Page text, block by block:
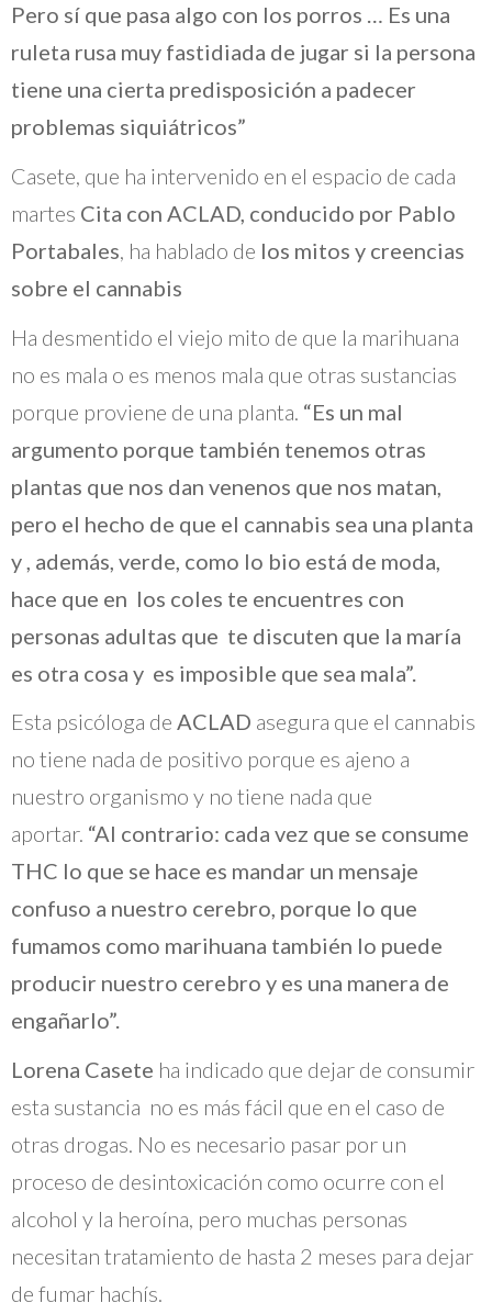
Pero sí que pasa algo con los porros … Es una
ruleta rusa muy fastidiada de jugar si la persona
tiene una cierta predisposición a padecer
problemas siquiátricos”
Casete, que ha intervenido en el espacio de cada
martes Cita con ACLAD, conducido por Pablo
Portabales, ha hablado de los mitos y creencias
sobre el cannabis
Ha desmentido el viejo mito de que la marihuana
no es mala o es menos mala que otras sustancias
porque proviene de una planta. “Es un mal
argumento porque también tenemos otras
plantas que nos dan venenos que nos matan,
pero el hecho de que el cannabis sea una planta
y , además, verde, como lo bio está de moda,
hace que en los coles te encuentres con
personas adultas que te discuten que la maría
es otra cosa y es imposible que sea mala”.
Esta psicóloga de ACLAD asegura que el cannabis
no tiene nada de positivo porque es ajeno a
nuestro organismo y no tiene nada que
aportar. “Al contrario: cada vez que se consume
THC lo que se hace es mandar un mensaje
confuso a nuestro cerebro, porque lo que
fumamos como marihuana también lo puede
producir nuestro cerebro y es una manera de
engañarlo”.
Lorena Casete ha indicado que dejar de consumir
esta sustancia no es más fácil que en el caso de
otras drogas. No es necesario pasar por un
proceso de desintoxicación como ocurre con el
alcohol y la heroína, pero muchas personas
necesitan tratamiento de hasta 2 meses para dejar
de fumar hachís.